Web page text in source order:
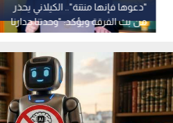
"دعوها فإنها منتنة".. الكيلاني يحذر
من بث الفرقة ويؤكد: "وحدتنا جدارنا
المنيع" -فيديو